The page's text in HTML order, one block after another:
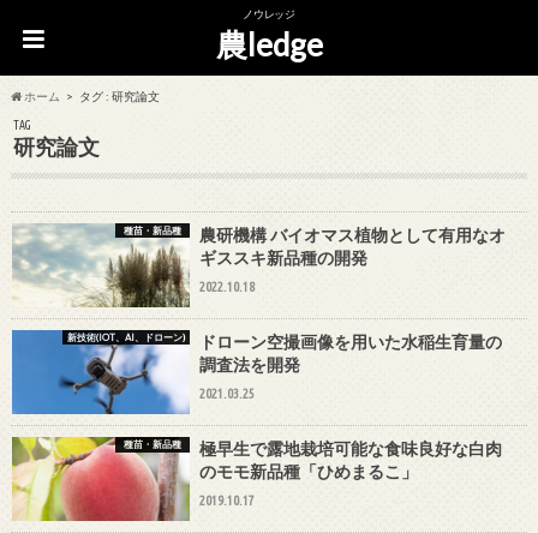
ノウレッジ
農ledge
ホーム タグ : 研究論文
TAG
研究論文
種苗・新品種
農研機構 バイオマス植物として有用なオ
ギススキ新品種の開発
2022.10.18
新技術(IOT、AI、ドローン)
ドローン空撮画像を用いた水稲生育量の
調査法を開発
2021.03.25
種苗・新品種
極早生で露地栽培可能な食味良好な白肉
のモモ新品種「ひめまるこ」
2019.10.17